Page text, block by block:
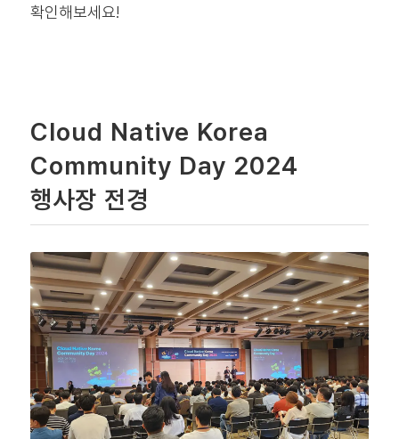
확인해보세요!
Cloud Native Korea
Community Day 2024
행사장 전경